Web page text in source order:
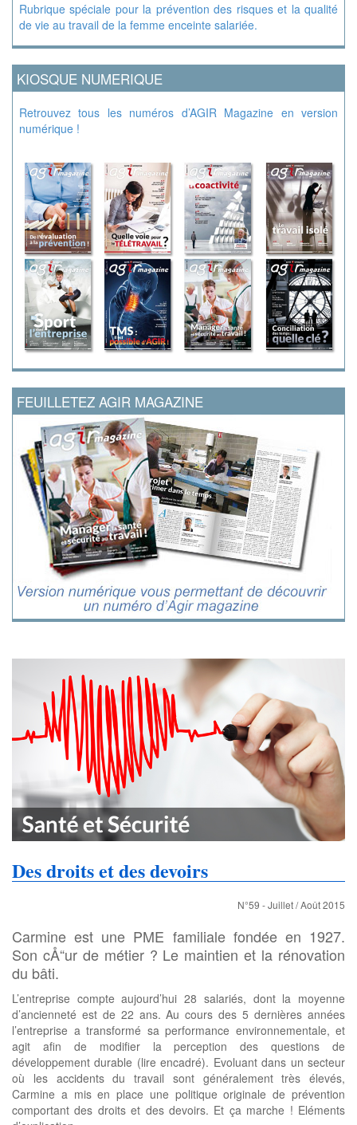
Rubrique spéciale pour la prévention des risques et la qualité
de vie au travail de la femme enceinte salariée.
KIOSQUE NUMERIQUE
Retrouvez tous les numéros d’AGIR Magazine en version
numérique !
FEUILLETEZ AGIR MAGAZINE
Des droits et des devoirs
N°59 - Juillet / Août 2015
Carmine est une PME familiale fondée en 1927.
Son cÅ“ur de métier ? Le maintien et la rénovation
du bâti.
L’entreprise compte aujourd’hui 28 salariés, dont la moyenne
d’ancienneté est de 22 ans. Au cours des 5 dernières années
l’entreprise a transformé sa performance environnementale, et
agit afin de modifier la perception des questions de
développement durable (lire encadré). Evoluant dans un secteur
où les accidents du travail sont généralement très élevés,
Carmine a mis en place une politique originale de prévention
comportant des droits et des devoirs. Et ça marche ! Eléments